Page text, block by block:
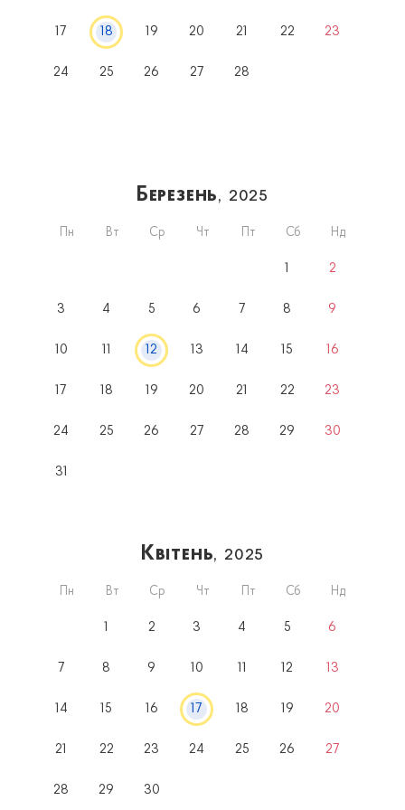
17 18 19 20 21 22 23
24 25 26 27 28
Березень, 2025
Пн Вт Ср Чт Пт Сб Нд
1 2
3 4 5 6 7 8 9
10 11 12 13 14 15 16
17 18 19 20 21 22 23
24 25 26 27 28 29 30
31
Квітень, 2025
Пн Вт Ср Чт Пт Сб Нд
1 2 3 4 5 6
7 8 9 10 11 12 13
14 15 16 17 18 19 20
21 22 23 24 25 26 27
28 29 30